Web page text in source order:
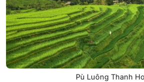
Pù Luông Thanh